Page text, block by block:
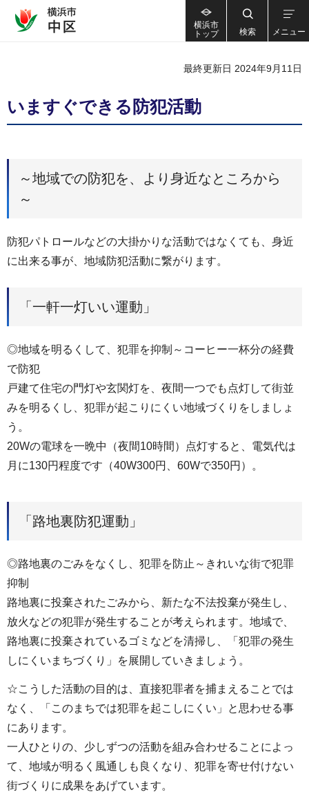
横浜市
トップ
検索 メニュー
最終更新日 2024年9月11日
いますぐできる防犯活動
～地域での防犯を、より身近なところから
～
防犯パトロールなどの大掛かりな活動ではなくても、身近
に出来る事が、地域防犯活動に繋がります。
「一軒一灯いい運動」
◎地域を明るくして、犯罪を抑制～コーヒー一杯分の経費
で防犯
戸建て住宅の門灯や玄関灯を、夜間一つでも点灯して街並
みを明るくし、犯罪が起こりにくい地域づくりをしましょ
う。
20Wの電球を一晩中（夜間10時間）点灯すると、電気代は
月に130円程度です（40W300円、60Wで350円）。
「路地裏防犯運動」
◎路地裏のごみをなくし、犯罪を防止～きれいな街で犯罪
抑制
路地裏に投棄されたごみから、新たな不法投棄が発生し、
放火などの犯罪が発生することが考えられます。地域で、
路地裏に投棄されているゴミなどを清掃し、「犯罪の発生
しにくいまちづくり」を展開していきましょう。
☆こうした活動の目的は、直接犯罪者を捕まえることでは
なく、「このまちでは犯罪を起こしにくい」と思わせる事
にあります。
一人ひとりの、少しずつの活動を組み合わせることによっ
て、地域が明るく風通しも良くなり、犯罪を寄せ付けない
街づくりに成果をあげています。